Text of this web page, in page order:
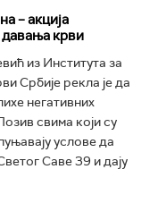
– акција
крви
из Института за
Србије рекла је да
негативних
свима који су
услове да
Саве 39 и дају